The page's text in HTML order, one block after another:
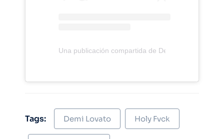
Una publicación compartida de Demi Lovato
Tags: Demi Lovato Holy Fvck